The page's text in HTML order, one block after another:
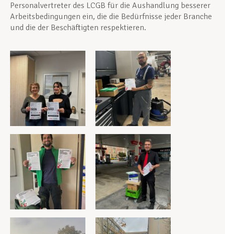
Personalvertreter des LCGB für die Aushandlung besserer
Arbeitsbedingungen ein, die die Bedürfnisse jeder Branche
und die der Beschäftigten respektieren.